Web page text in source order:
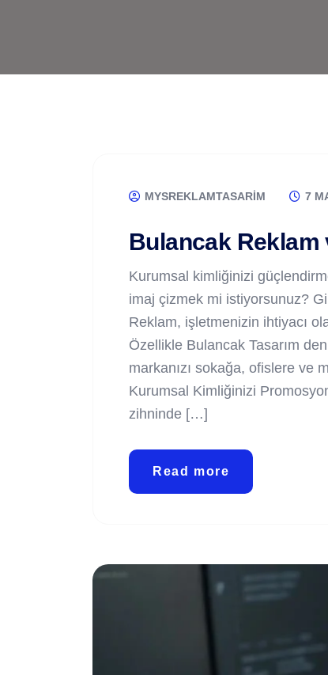
MYSREKLAMTASARIM 7
Bulancak Reklam
Kurumsal kimliğinizi
imaj çizmek mi istiyorsunuz?
Reklam, işletmenizin ihtiyacı
Özellikle Bulancak Tasarım
markanızı sokağa, ofislere ve
Kurumsal Kimliğinizi
zihninde […]
Read more